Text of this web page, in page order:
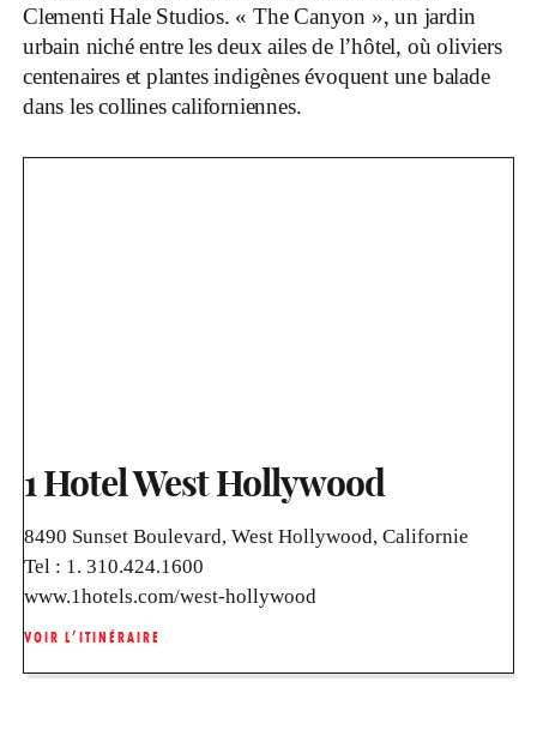
Clementi Hale Studios. « The Canyon », un jardin
urbain niché entre les deux ailes de l’hôtel, où oliviers
centenaires et plantes indigènes évoquent une balade
dans les collines californiennes.
1 Hotel West Hollywood
8490 Sunset Boulevard, West Hollywood, Californie
Tel : 1. 310.424.1600
www.1hotels.com/west-hollywood
VOIR L’ITINÉRAIRE